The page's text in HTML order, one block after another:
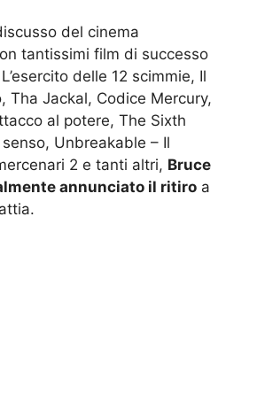
del cinema
tantissimi film di successo
delle 12 scimmie, Il
Tha Jackal, Codice Mercury,
al potere, The Sixth
Unbreakable – Il
2 e tanti altri, Bruce
annunciato il ritiro a